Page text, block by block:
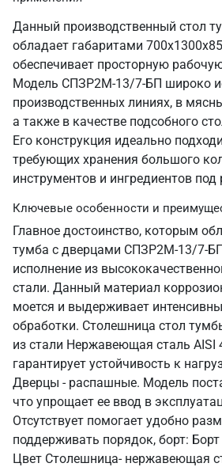
Данный производственный стол
обладает габаритами
обеспечивает просторную
Модель СПЗР2М-13/7-БП широко
производственных линиях, в
а также в качестве подсобного
Его конструкция идеально
требующих хранения большого
инструментов и ингредиентов под
Ключевые особенности и
Главное достоинство, которым
тумба с дверцами СПЗР2М-13/7-
исполнение из
стали. Данный материал
моется и выдерживает
обработки. Столешница стол
из стали Нержавеющая сталь AISI
гарантирует устойчивость к
Дверцы - распашные. Модель
что упрощает ее ввод в
Отсутствует помогает удобно
поддерживать порядок, борт: Борт
Цвет Столешница- нержавеющая